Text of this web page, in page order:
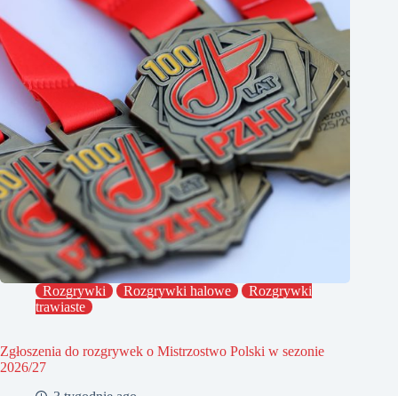
Rozgrywki Rozgrywki halowe
Rozgrywki
trawiaste
Zgłoszenia do rozgrywek o Mistrzostwo Polski w sezonie
2026/27